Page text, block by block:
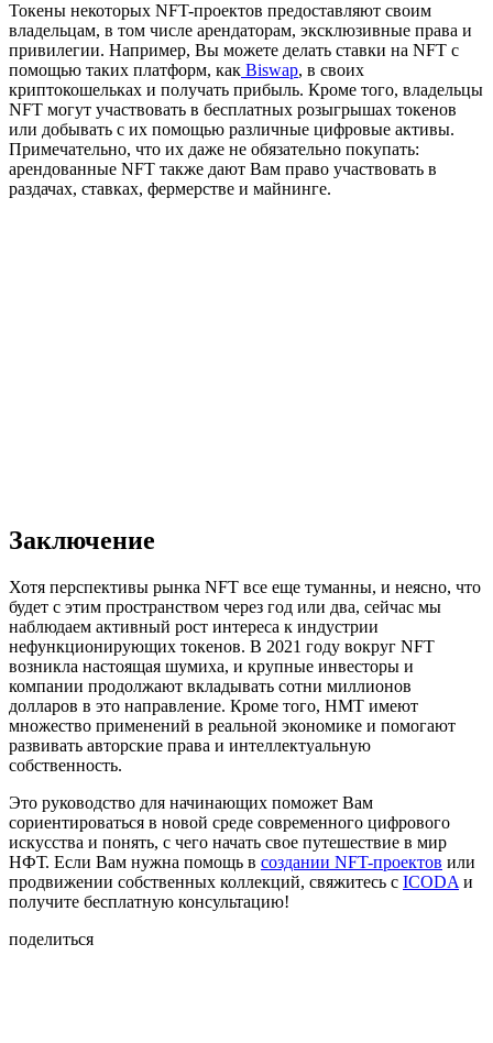
Токены некоторых NFT-проектов предоставляют своим
владельцам, в том числе арендаторам, эксклюзивные права и
привилегии. Например, Вы можете делать ставки на NFT с
помощью таких платформ, как Biswap, в своих
криптокошельках и получать прибыль. Кроме того, владельцы
NFT могут участвовать в бесплатных розыгрышах токенов
или добывать с их помощью различные цифровые активы.
Примечательно, что их даже не обязательно покупать:
арендованные NFT также дают Вам право участвовать в
раздачах, ставках, фермерстве и майнинге.
Заключение
Хотя перспективы рынка NFT все еще туманны, и неясно, что
будет с этим пространством через год или два, сейчас мы
наблюдаем активный рост интереса к индустрии
нефункционирующих токенов. В 2021 году вокруг NFT
возникла настоящая шумиха, и крупные инвесторы и
компании продолжают вкладывать сотни миллионов
долларов в это направление. Кроме того, НМТ имеют
множество применений в реальной экономике и помогают
развивать авторские права и интеллектуальную
собственность.
Это руководство для начинающих поможет Вам
сориентироваться в новой среде современного цифрового
искусства и понять, с чего начать свое путешествие в мир
НФТ. Если Вам нужна помощь в создании NFT-проектов или
продвижении собственных коллекций, свяжитесь с ICODA и
получите бесплатную консультацию!
поделиться